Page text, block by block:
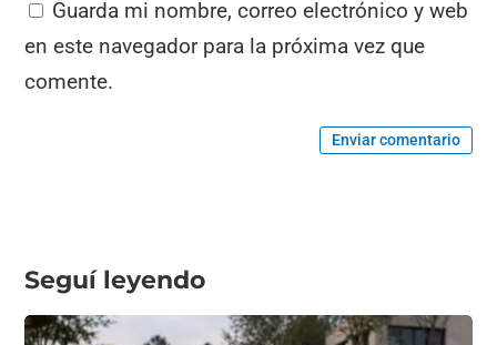
Guarda mi nombre, correo electrónico y web
en este navegador para la próxima vez que
comente.
Enviar comentario
Seguí leyendo